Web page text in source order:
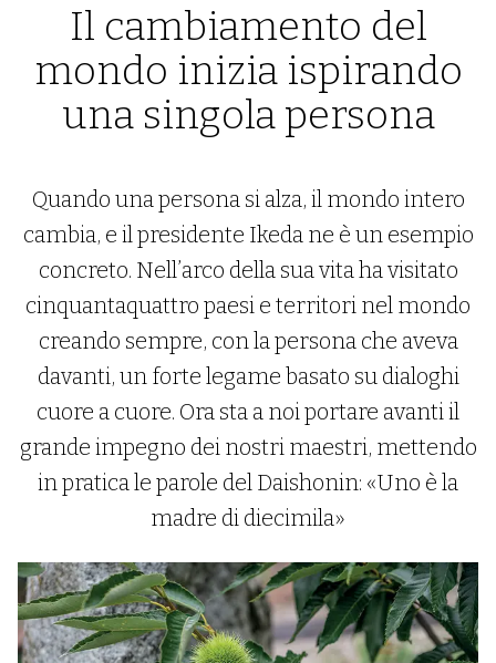
Il cambiamento del
mondo inizia ispirando
una singola persona
Quando una persona si alza, il mondo intero
cambia, e il presidente Ikeda ne è un esempio
concreto. Nell’arco della sua vita ha visitato
cinquantaquattro paesi e territori nel mondo
creando sempre, con la persona che aveva
davanti, un forte legame basato su dialoghi
cuore a cuore. Ora sta a noi portare avanti il
grande impegno dei nostri maestri, mettendo
in pratica le parole del Daishonin: «Uno è la
madre di diecimila»